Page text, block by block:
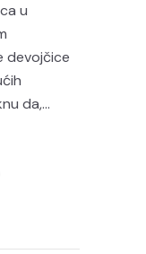
u
devojčice
da,...